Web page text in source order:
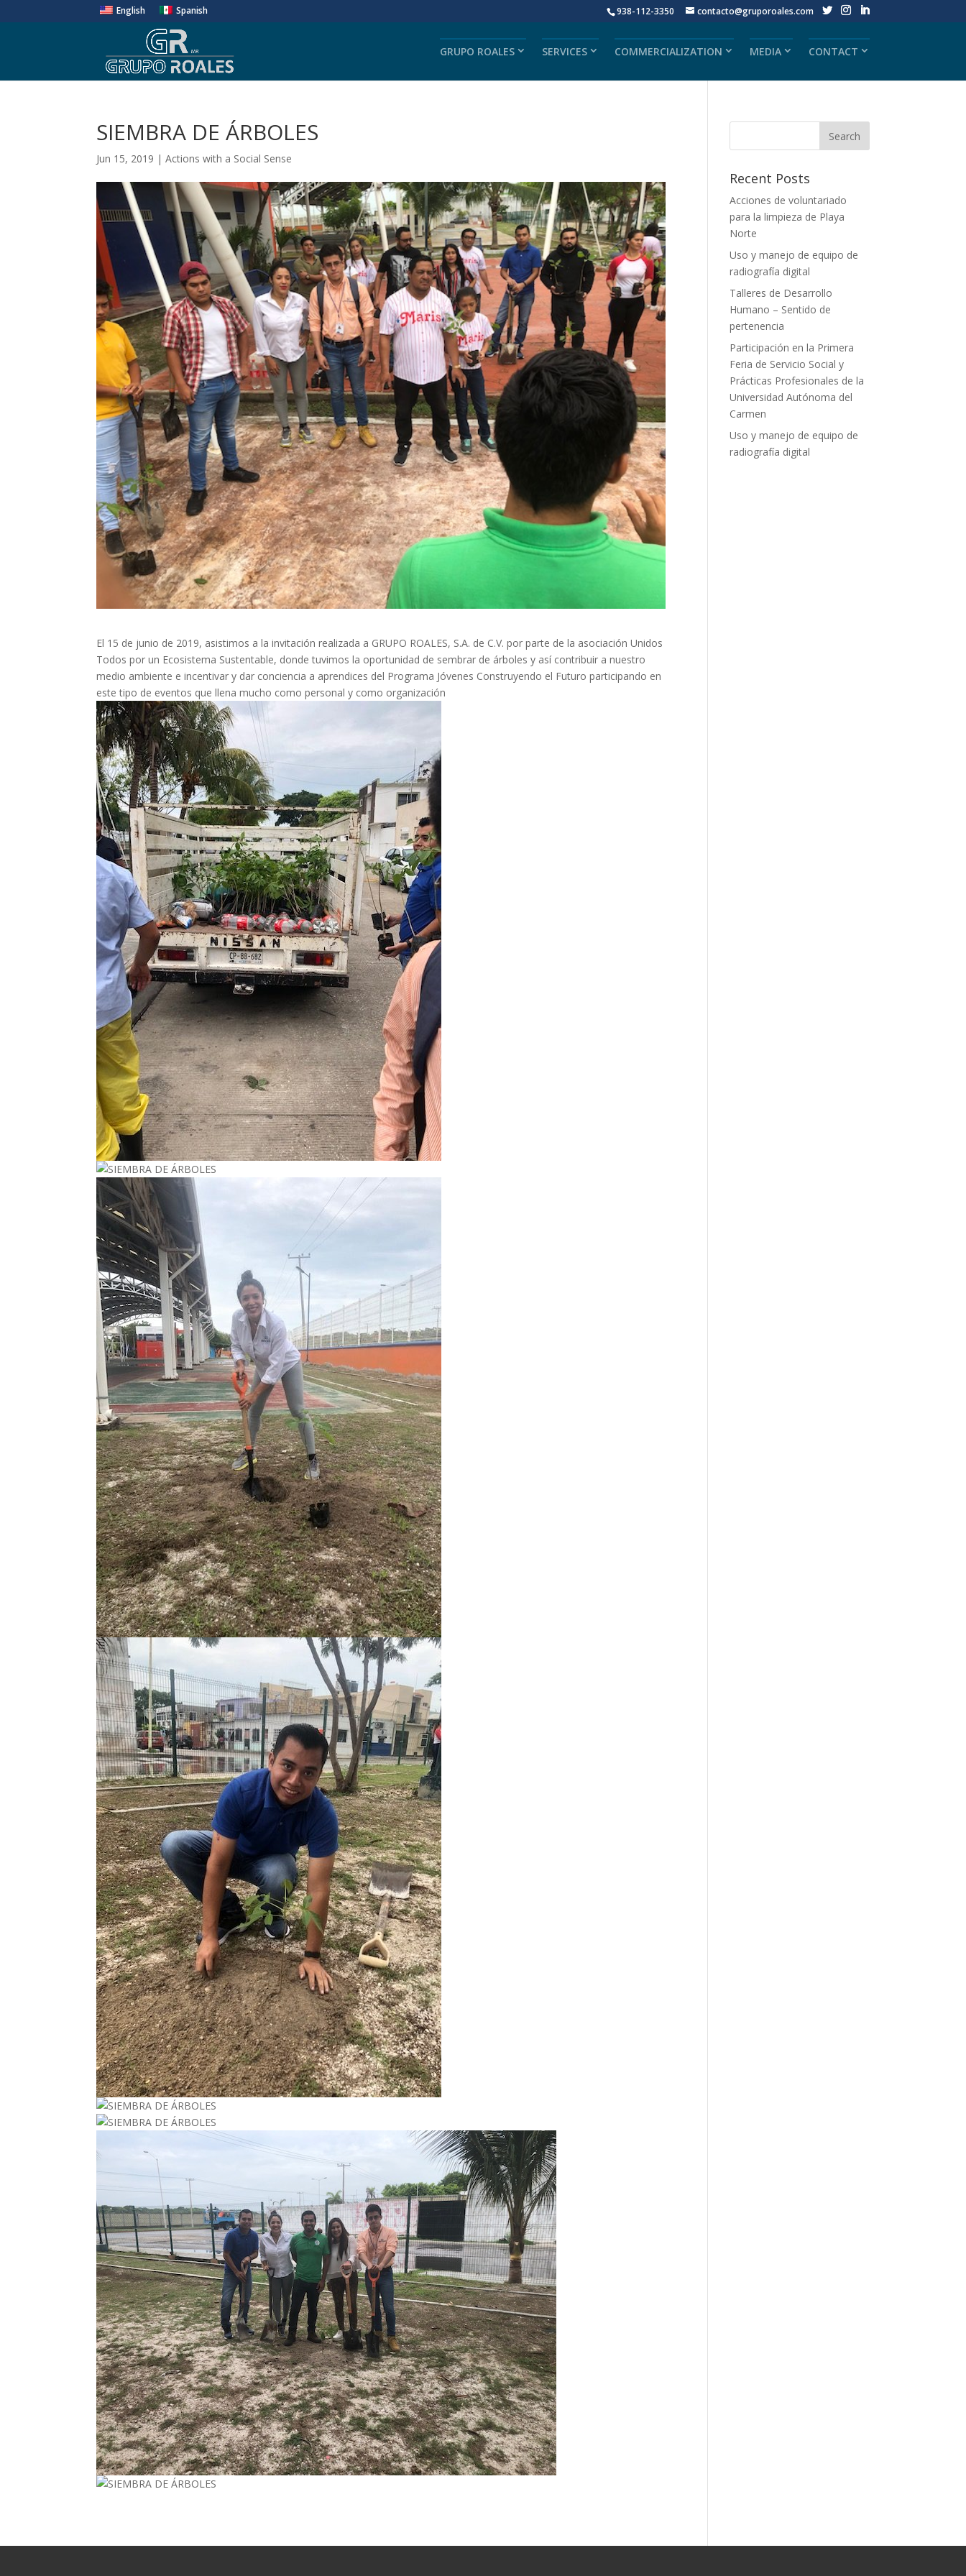
938-112-3350 contacto@gruporoales.com
English Spanish
GRUPO ROALES SERVICES COMMERCIALIZATION MEDIA CONTACT
SIEMBRA DE ÁRBOLES
Jun 15, 2019 |Actions with a Social Sense
El 15 de junio de 2019, asistimos a la invitación realizada a GRUPO ROALES, S.A. de C.V. por parte de la asociación Unidos
Todos por un Ecosistema Sustentable, donde tuvimos la oportunidad de sembrar de árboles y así contribuir a nuestro
medio ambiente e incentivar y dar conciencia a aprendices del Programa Jóvenes Construyendo el Futuro participando en
este tipo de eventos que llena mucho como personal y como organización
Recent Posts
Acciones de voluntariado
para la limpieza de Playa
Norte
Uso y manejo de equipo de
radiografía digital
Talleres de Desarrollo
Humano – Sentido de
pertenencia
Participación en la Primera
Feria de Servicio Social y
Prácticas Profesionales de la
Universidad Autónoma del
Carmen
Uso y manejo de equipo de
radiografía digital